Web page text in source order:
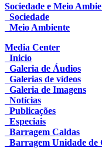
Sociedade e Meio
Sociedade
Meio Ambiente
Media Center
Inicio
Galeria de Áudios
Galerias de vídeos
Galeria de Imagens
Notícias
Publicações
Especiais
Barragem Caldas
Barragem Unidade de